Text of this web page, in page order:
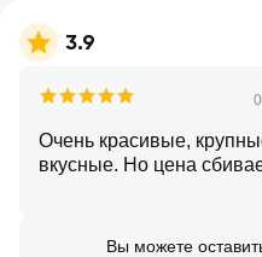
3.9
Очень красивые,
вкусные. Но цена
Вы можете